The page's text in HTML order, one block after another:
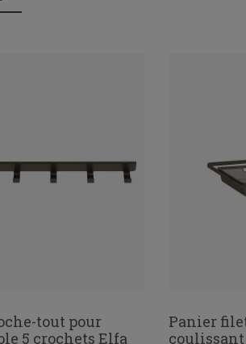
tout pour
5 crochets Elfa
Panier